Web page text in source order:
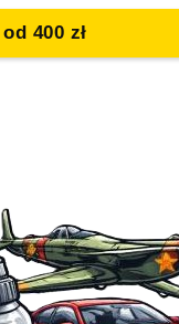
400 zł